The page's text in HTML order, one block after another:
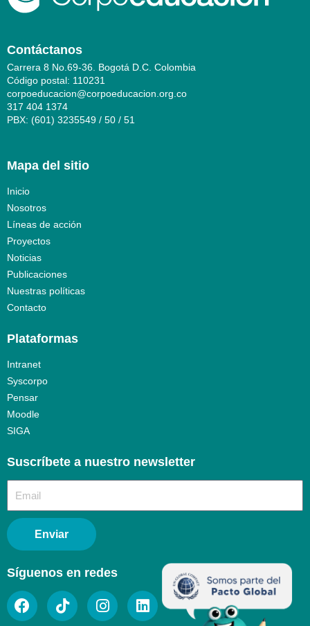
Contáctanos
Carrera 8 No.69-36. Bogotá D.C. Colombia
Código postal: 110231
corpoeducacion@corpoeducacion.org.co
317 404 1374
PBX: (601) 3235549 / 50 / 51
Mapa del sitio
Inicio
Nosotros
Líneas de acción
Proyectos
Noticias
Publicaciones
Nuestras políticas
Contacto
Plataformas
Intranet
Syscorpo
Pensar
Moodle
SIGA
Suscríbete a nuestro newsletter​
Enviar
Síguenos en redes